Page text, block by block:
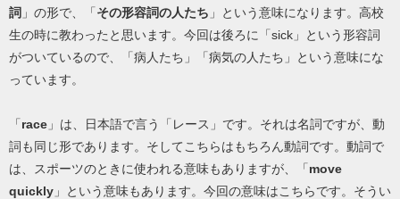
詞 」の形で、「その形容詞の人たち 」という意味になります。高校
生の時に教わったと思います。今回は後ろに「sick」という形容詞
がついているので、「病人たち」「病気の人たち」という意味にな
っています。
「race 」は、日本語で言う「レース」です。それは名詞ですが、動
詞も同じ形であります。そしてこちらはもちろん動詞です。動詞で
は、スポーツのときに使われる意味もありますが、「move
quickly 」という意味もあります。今回の意味はこちらです。そうい